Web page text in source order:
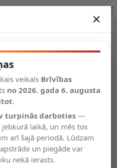
×
veikals Brīvības
no 2026. gada 6. augusta
.
turpinās darboties—
laikā, un mēs tos
arī šajā periodā. Lūdzam
un piegāde var
nekā ierasts.